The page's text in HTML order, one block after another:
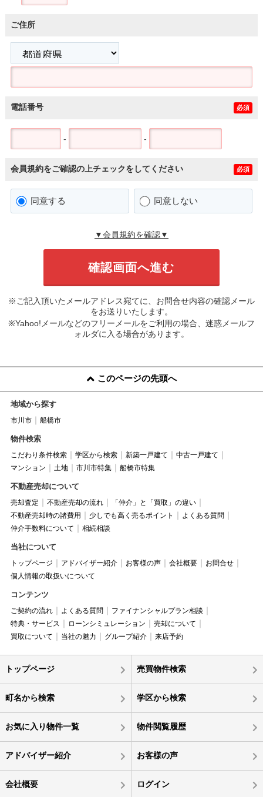
ご住所
電話番号 必須
- -
会員規約をご確認の上チェックをしてください 必須
同意する 同意しない
▼会員規約を確認▼
※ご記入頂いたメールアドレス宛てに、お問合せ内容の確認メール
をお送りいたします。
※Yahoo!メールなどのフリーメールをご利用の場合、迷惑メールフ
ォルダに入る場合があります。
このページの先頭へ
地域から探す
市川市 船橋市
物件検索
こだわり条件検索 学区から検索 新築一戸建て
中古一戸建て
マンション
土地 市川市特集 船橋市特集
不動産売却について
売却査定 不動産売却の流れ
「仲介」と「買取」の違い
不動産売却時の諸費用
少しでも高く売るポイント
よくある質問
仲介手数料について
相続相談
当社について
トップページ アドバイザー紹介 お客様の声 会社概要
お問合せ
個人情報の取扱いについて
コンテンツ
ご契約の流れ よくある質問
ファイナンシャルプラン相談
特典・サービス
ローンシミュレーション
売却について
買取について
当社の魅力 グループ紹介 来店予約
トップページ 売買物件検索
町名から検索 学区から検索
お気に入り物件一覧 物件閲覧履歴
アドバイザー紹介 お客様の声
会社概要 ログイン